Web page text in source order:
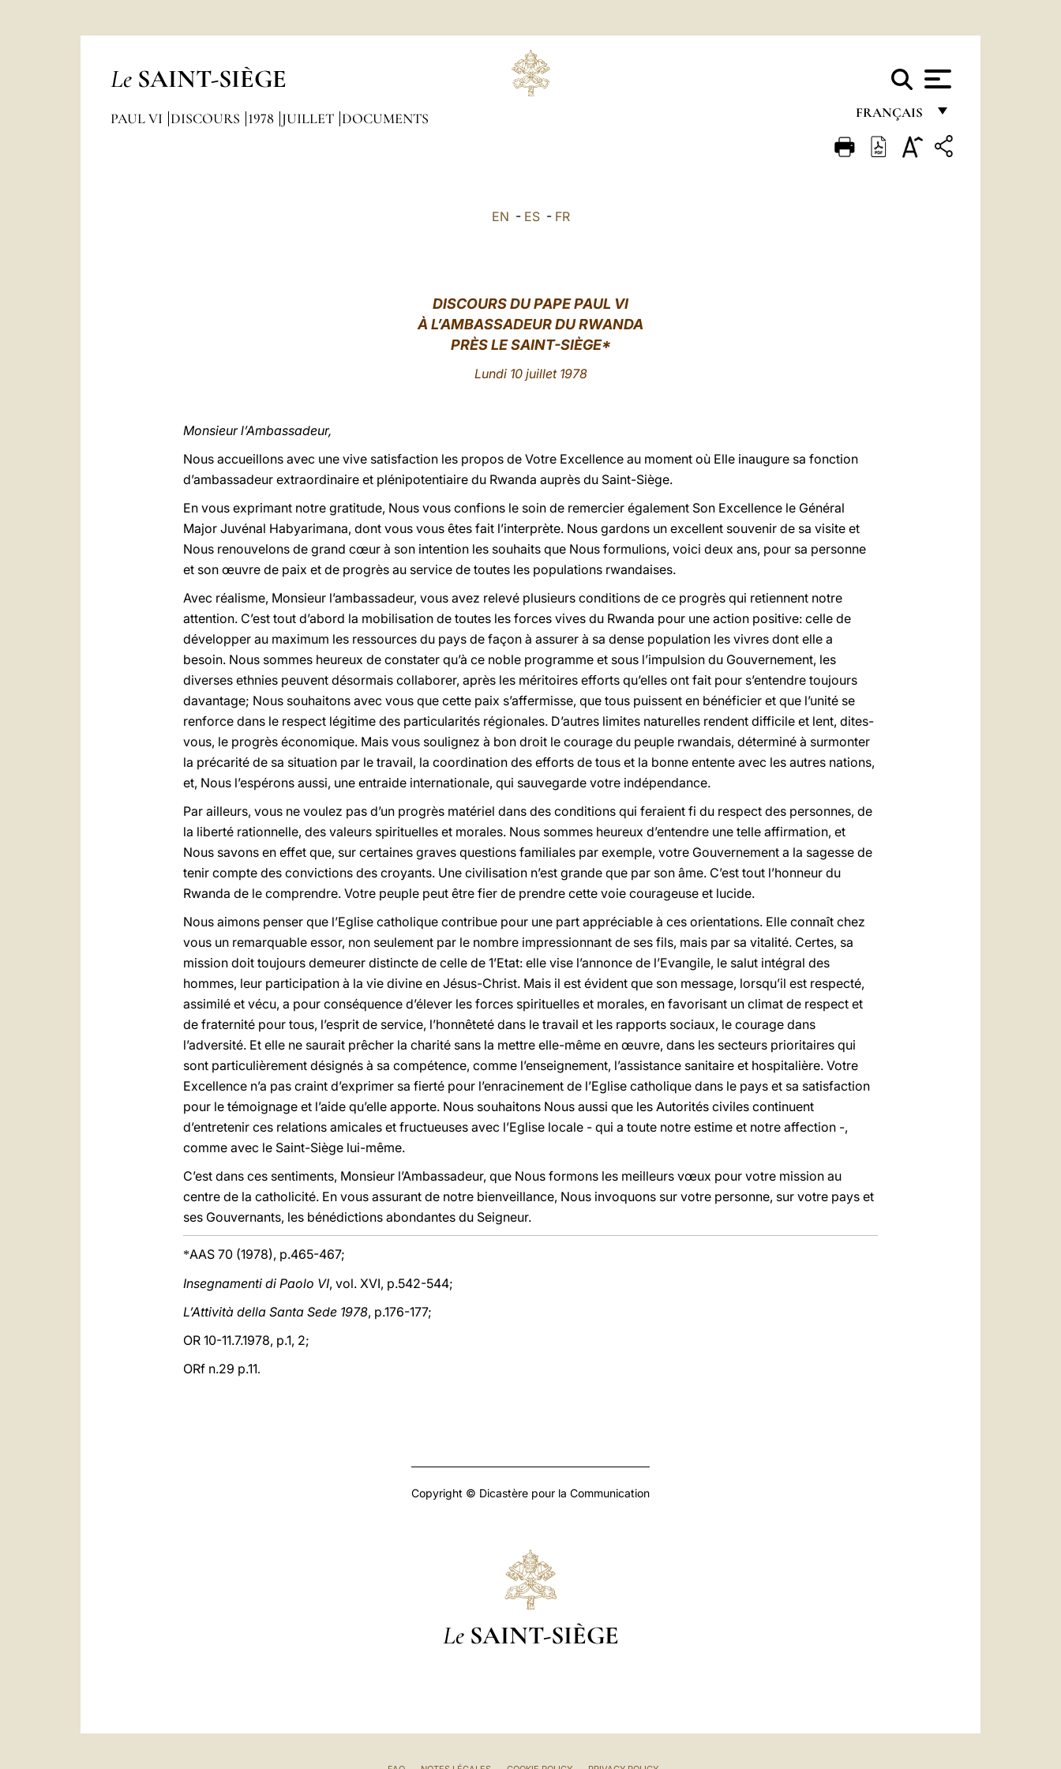
Le SAINT-SIÈGE
FRANÇAIS
FRANÇAIS
PAUL VI DISCOURS 1978 JUILLET DOCUMENTS
EN - ES- FR
DISCOURS DU PAPE PAUL VI
À L’AMBASSADEUR DU RWANDA
PRÈS LE SAINT-SIÈGE*
Lundi 10 juillet 1978
Monsieur l’Ambassadeur,
Nous accueillons avec une vive satisfaction les propos de Votre Excellence au moment où Elle inaugure sa fonction
d’ambassadeur extraordinaire et plénipotentiaire du Rwanda auprès du Saint-Siège.
En vous exprimant notre gratitude, Nous vous confions le soin de remercier également Son Excellence le Général
Major Juvénal Habyarimana, dont vous vous êtes fait l’interprète. Nous gardons un excellent souvenir de sa visite et
Nous renouvelons de grand cœur à son intention les souhaits que Nous formulions, voici deux ans, pour sa personne
et son œuvre de paix et de progrès au service de toutes les populations rwandaises.
Avec réalisme, Monsieur l’ambassadeur, vous avez relevé plusieurs conditions de ce progrès qui retiennent notre
attention. C’est tout d’abord la mobilisation de toutes les forces vives du Rwanda pour une action positive: celle de
développer au maximum les ressources du pays de façon à assurer à sa dense population les vivres dont elle a
besoin. Nous sommes heureux de constater qu’à ce noble programme et sous l’impulsion du Gouvernement, les
diverses ethnies peuvent désormais collaborer, après les méritoires efforts qu’elles ont fait pour s’entendre toujours
davantage; Nous souhaitons avec vous que cette paix s’affermisse, que tous puissent en bénéficier et que l’unité se
renforce dans le respect légitime des particularités régionales. D’autres limites naturelles rendent difficile et lent, dites-
vous, le progrès économique. Mais vous soulignez à bon droit le courage du peuple rwandais, déterminé à surmonter
la précarité de sa situation par le travail, la coordination des efforts de tous et la bonne entente avec les autres nations,
et, Nous l’espérons aussi, une entraide internationale, qui sauvegarde votre indépendance.
Par ailleurs, vous ne voulez pas d’un progrès matériel dans des conditions qui feraient fi du respect des personnes, de
la liberté rationnelle, des valeurs spirituelles et morales. Nous sommes heureux d’entendre une telle affirmation, et
Nous savons en effet que, sur certaines graves questions familiales par exemple, votre Gouvernement a la sagesse de
tenir compte des convictions des croyants. Une civilisation n’est grande que par son âme. C’est tout l’honneur du
Rwanda de le comprendre. Votre peuple peut être fier de prendre cette voie courageuse et lucide.
Nous aimons penser que l’Eglise catholique contribue pour une part appréciable à ces orientations. Elle connaît chez
vous un remarquable essor, non seulement par le nombre impressionnant de ses fils, mais par sa vitalité. Certes, sa
mission doit toujours demeurer distincte de celle de 1’Etat: elle vise l’annonce de l’Evangile, le salut intégral des
hommes, leur participation à la vie divine en Jésus-Christ. Mais il est évident que son message, lorsqu’il est respecté,
assimilé et vécu, a pour conséquence d’élever les forces spirituelles et morales, en favorisant un climat de respect et
de fraternité pour tous, l’esprit de service, l’honnêteté dans le travail et les rapports sociaux, le courage dans
l’adversité. Et elle ne saurait prêcher la charité sans la mettre elle-même en œuvre, dans les secteurs prioritaires qui
sont particulièrement désignés à sa compétence, comme l’enseignement, l’assistance sanitaire et hospitalière. Votre
Excellence n’a pas craint d’exprimer sa fierté pour l’enracinement de l’Eglise catholique dans le pays et sa satisfaction
pour le témoignage et l’aide qu’elle apporte. Nous souhaitons Nous aussi que les Autorités civiles continuent
d’entretenir ces relations amicales et fructueuses avec l’Eglise locale - qui a toute notre estime et notre affection -,
comme avec le Saint-Siège lui-même.
C’est dans ces sentiments, Monsieur l’Ambassadeur, que Nous formons les meilleurs vœux pour votre mission au
centre de la catholicité. En vous assurant de notre bienveillance, Nous invoquons sur votre personne, sur votre pays et
ses Gouvernants, les bénédictions abondantes du Seigneur.
*AAS 70 (1978), p.465-467;
Insegnamenti di Paolo VI, vol. XVI, p.542-544;
L’Attività della Santa Sede 1978, p.176-177;
OR 10-11.7.1978, p.1, 2;
ORf n.29 p.11.
Copyright © Dicastère pour la Communication
Le SAINT-SIÈGE